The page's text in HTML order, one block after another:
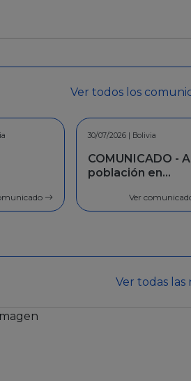
Ver todos los
2026 | Bolivia
- A la
Ver comunicado
2026 | Bolivia
- A la
Ver comunicado
30/06/2026 |
Ver todas las